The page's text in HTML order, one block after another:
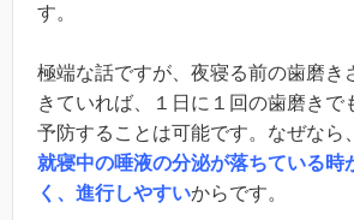
す。
極端な話ですが、夜寝る前の歯磨き
きていれば、１日に１回の歯磨きで
予防することは可能です。なぜなら、
就寝中の唾液の分泌が落ちている時
く、進行しやすいからです。